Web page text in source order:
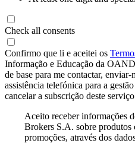
Check all consents
Confirmo que li e aceitei os
Informação e Educação da
de base para me contactar,
assistência telefónica para a
cancelar a subscrição deste
Aceito receber informações
Brokers S.A. sobre produtos
promoções, através dos